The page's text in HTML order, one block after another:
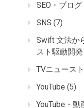
SEO・ブログ
SNS (7)
Swift 文法か
スト駆動開
TVニュース
YouTube (5)
YouTube・動